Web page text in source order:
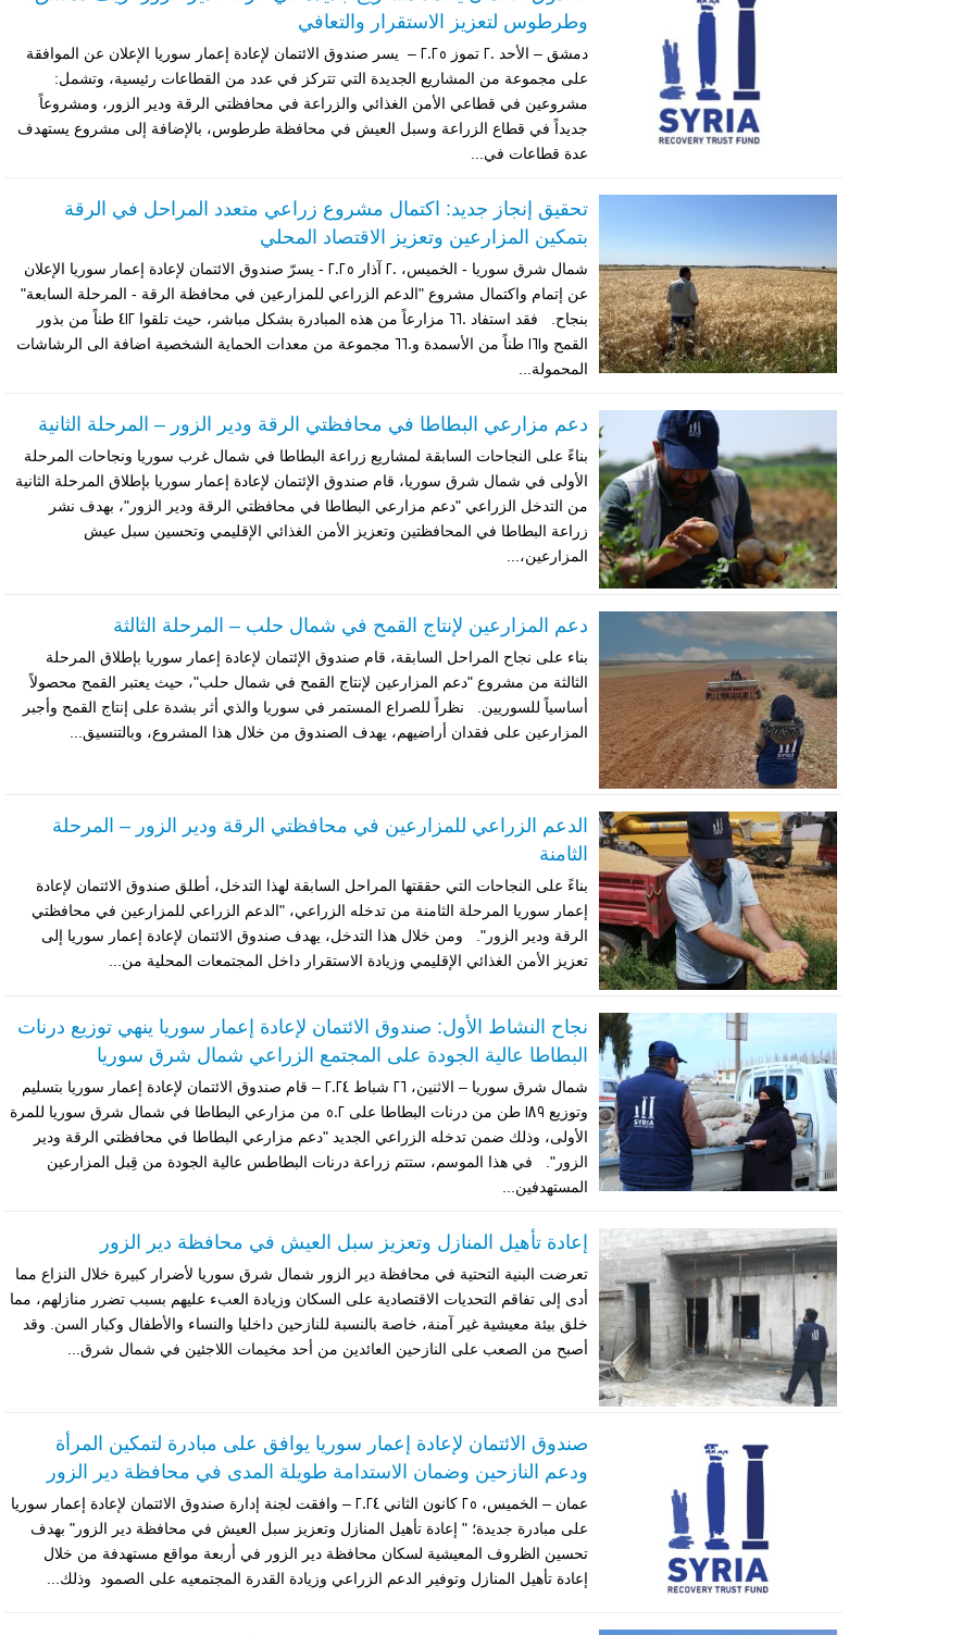
وطرطوس لتعزيز الاستقرار والتعافي
دمشق – الأحد 20 تموز 2025 – يسر صندوق الائتمان لإعادة إعمار سوريا الإعلان عن الموافقة
على مجموعة من المشاريع الجديدة التي تتركز في عدد من القطاعات رئيسية، وتشمل:
مشروعين في قطاعي الأمن الغذائي والزراعة في محافظتي الرقة ودير الزور، ومشروعاً
جديداً في قطاع الزراعة وسبل العيش في محافظة طرطوس، بالإضافة إلى مشروع يستهدف
عدة قطاعات في...
تحقيق إنجاز جديد: اكتمال مشروع زراعي متعدد المراحل في الرقة
بتمكين المزارعين وتعزيز الاقتصاد المحلي
شمال شرق سوريا - الخميس، 20 آذار 2025 - يسرّ صندوق الائتمان لإعادة إعمار سوريا الإعلان
عن إتمام واكتمال مشروع "الدعم الزراعي للمزارعين في محافظة الرقة - المرحلة السابعة"
بنجاح. فقد استفاد 660 مزارعاً من هذه المبادرة بشكل مباشر، حيث تلقوا 412 طناً من بذور
القمح و161 طناً من الأسمدة و660 مجموعة من معدات الحماية الشخصية اضافة الى الرشاشات
المحمولة...
دعم مزارعي البطاطا في محافظتي الرقة ودير الزور – المرحلة الثانية
بناءً على النجاحات السابقة لمشاريع زراعة البطاطا في شمال غرب سوريا ونجاحات المرحلة
الأولى في شمال شرق سوريا، قام صندوق الإئتمان لإعادة إعمار سوريا بإطلاق المرحلة الثانية
من التدخل الزراعي "دعم مزارعي البطاطا في محافظتي الرقة ودير الزور"، بهدف نشر
زراعة البطاطا في المحافظتين وتعزيز الأمن الغذائي الإقليمي وتحسين سبل عيش
المزارعين،...
دعم المزارعين لإنتاج القمح في شمال حلب – المرحلة الثالثة
بناء على نجاح المراحل السابقة، قام صندوق الإئتمان لإعادة إعمار سوريا بإطلاق المرحلة
الثالثة من مشروع "دعم المزارعين لإنتاج القمح في شمال حلب"، حيث يعتبر القمح محصولاً
أساسياً للسوريين. نظراً للصراع المستمر في سوريا والذي أثر بشدة على إنتاج القمح وأجبر
المزارعين على فقدان أراضيهم، يهدف الصندوق من خلال هذا المشروع، وبالتنسيق...
الدعم الزراعي للمزارعين في محافظتي الرقة ودير الزور – المرحلة
الثامنة
بناءً على النجاحات التي حققتها المراحل السابقة لهذا التدخل، أطلق صندوق الائتمان لإعادة
إعمار سوريا المرحلة الثامنة من تدخله الزراعي، "الدعم الزراعي للمزارعين في محافظتي
الرقة ودير الزور". ومن خلال هذا التدخل، يهدف صندوق الائتمان لإعادة إعمار سوريا إلى
تعزيز الأمن الغذائي الإقليمي وزيادة الاستقرار داخل المجتمعات المحلية من...
نجاح النشاط الأول: صندوق الائتمان لإعادة إعمار سوريا ينهي توزيع درنات
البطاطا عالية الجودة على المجتمع الزراعي شمال شرق سوريا
شمال شرق سوريا – الاثنين، 26 شباط 2024 – قام صندوق الائتمان لإعادة إعمار سوريا بتسليم
وتوزيع 189 طن من درنات البطاطا على 502 من مزارعي البطاطا في شمال شرق سوريا للمرة
الأولى، وذلك ضمن تدخله الزراعي الجديد "دعم مزارعي البطاطا في محافظتي الرقة ودير
الزور". في هذا الموسم، ستتم زراعة درنات البطاطس عالية الجودة من قِبل المزارعين
المستهدفين...
إعادة تأهيل المنازل وتعزيز سبل العيش في محافظة دير الزور
تعرضت البنية التحتية في محافظة دير الزور شمال شرق سوريا لأضرار كبيرة خلال النزاع مما
أدى إلى تفاقم التحديات الاقتصادية على السكان وزيادة العبء عليهم بسبب تضرر منازلهم، مما
خلق بيئة معيشية غير آمنة، خاصة بالنسبة للنازحين داخليا والنساء والأطفال وكبار السن. وقد
أصبح من الصعب على النازحين العائدين من أحد مخيمات اللاجئين في شمال شرق...
صندوق الائتمان لإعادة إعمار سوريا يوافق على مبادرة لتمكين المرأة
ودعم النازحين وضمان الاستدامة طويلة المدى في محافظة دير الزور
عمان – الخميس، 25 كانون الثاني 2024 – وافقت لجنة إدارة صندوق الائتمان لإعادة إعمار سوريا
على مبادرة جديدة؛ " إعادة تأهيل المنازل وتعزيز سبل العيش في محافظة دير الزور" بهدف
تحسين الظروف المعيشية لسكان محافظة دير الزور في أربعة مواقع مستهدفة من خلال
إعادة تأهيل المنازل وتوفير الدعم الزراعي وزيادة القدرة المجتمعيه على الصمود وذلك...